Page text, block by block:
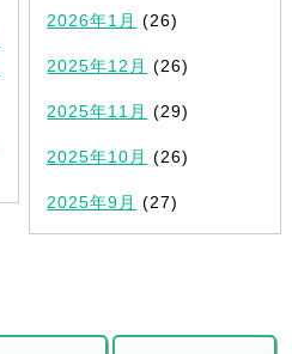
2026年1月 (26)
2025年12月 (26)
2025年11月 (29)
2025年10月 (26)
2025年9月 (27)